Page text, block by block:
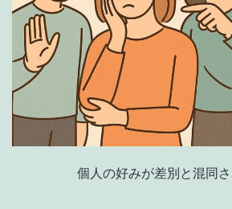
個人の好みが差別と混同